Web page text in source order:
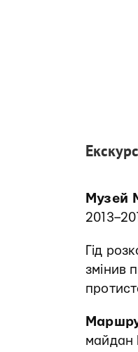
Музей
Гід
змінив
майдан